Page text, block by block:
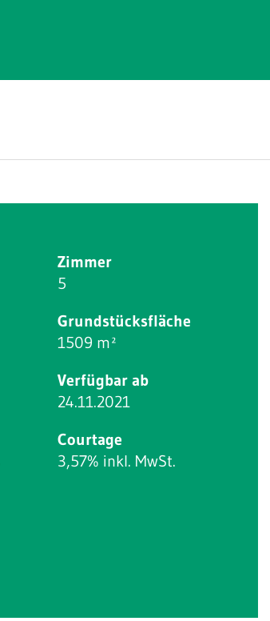
Zimmer
5
Grundstücksfläche
1509 m²
Verfügbar ab
24.11.2021
Courtage
3,57% inkl. MwSt.